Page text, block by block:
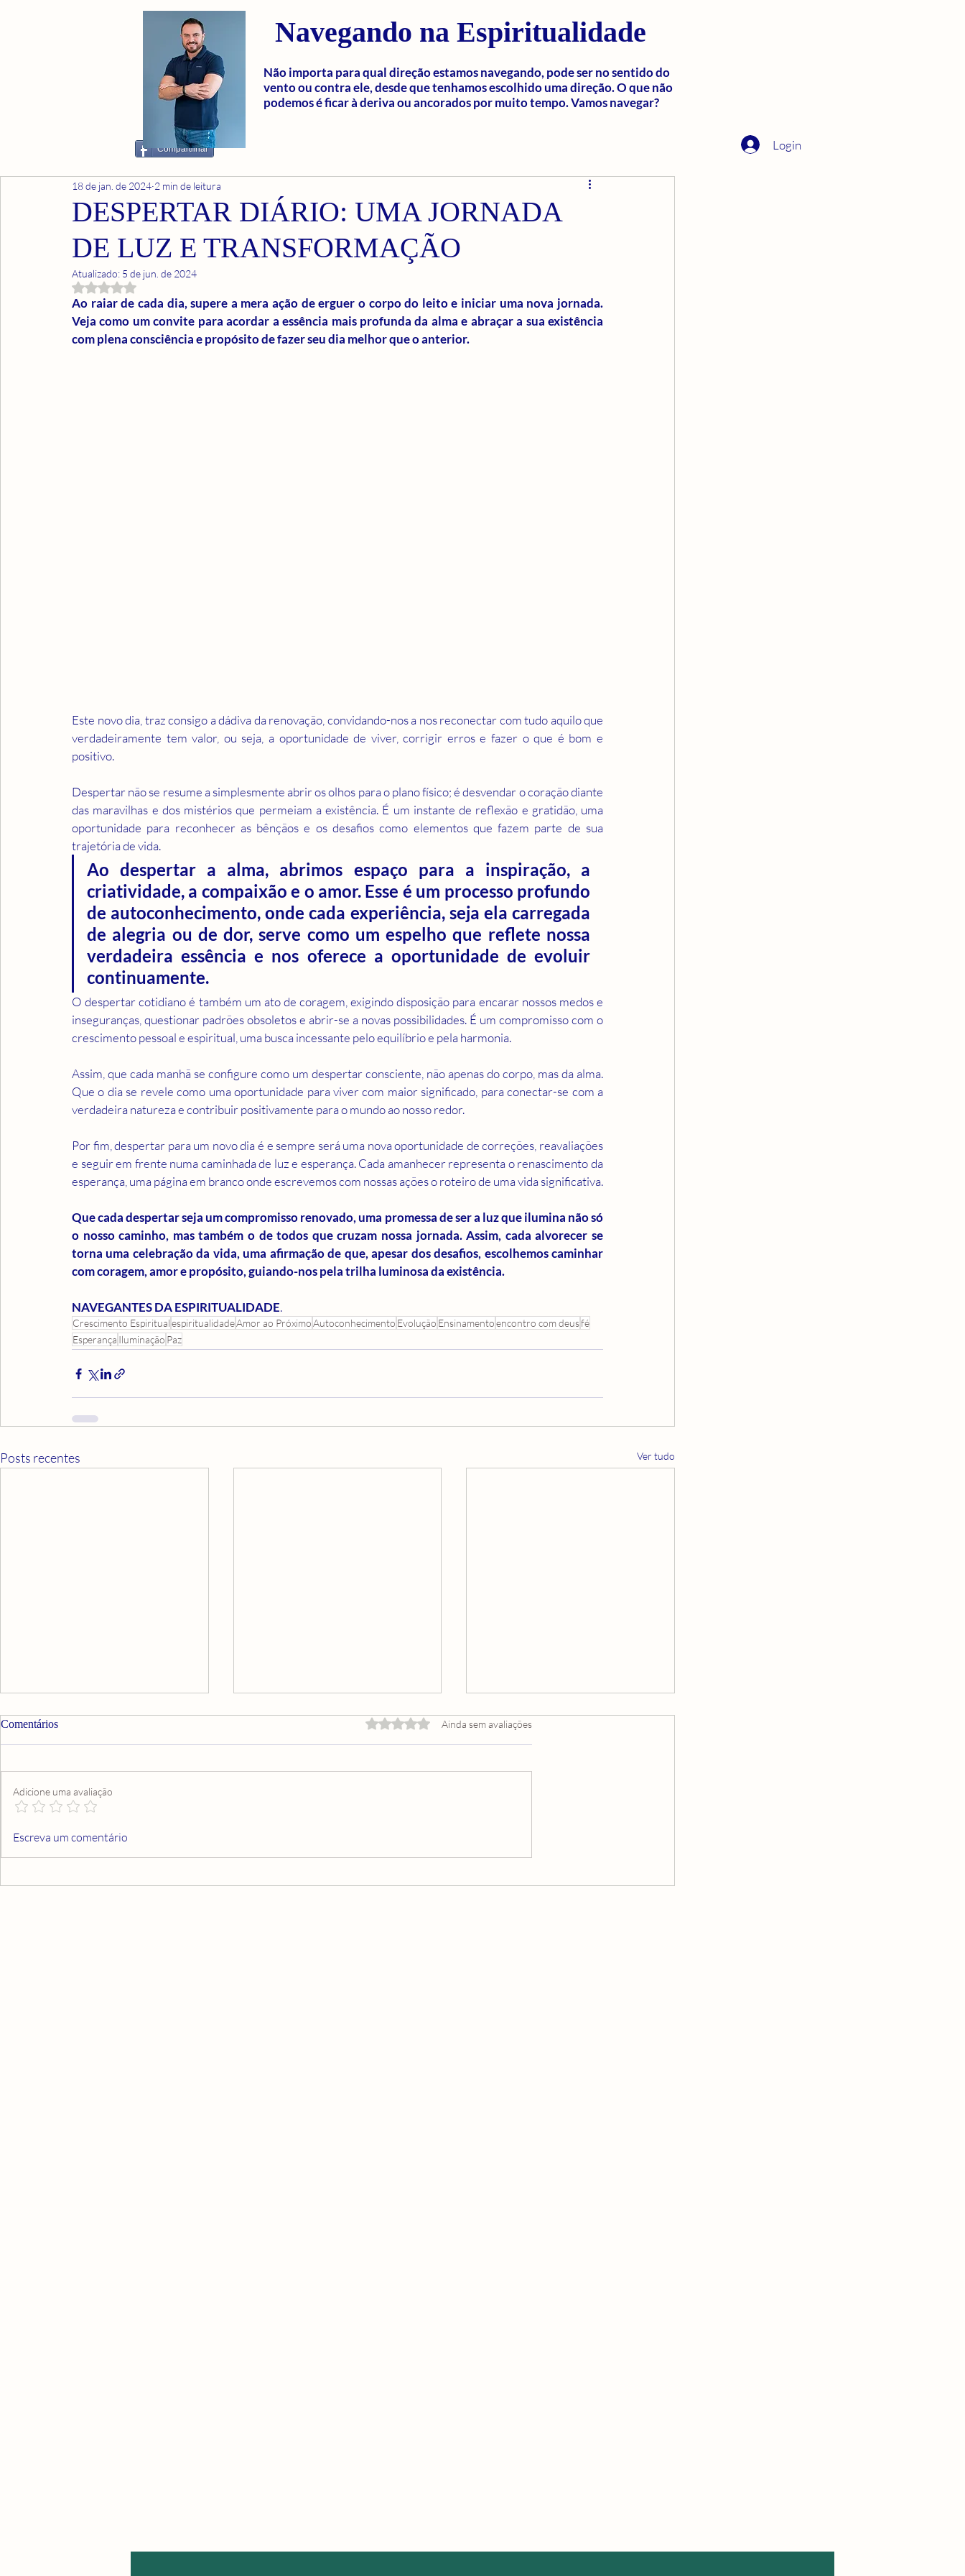
Navegando na Espiritualidade
Não importa para qual direção estamos navegando, pode ser no sentido do
vento ou contra ele, desde que tenhamos escolhido uma direção. O que não
podemos é ficar à deriva ou ancorados por muito tempo. Vamos navegar?
Compartilhar Login
DESPERTAR DIÁRIO: UMA JORNADA
DE LUZ E TRANSFORMAÇÃO
18 de jan. de 2024 2 min de leitura
Atualizado: 5 de jun. de 2024
Avaliado com NaN de 5 estrelas.
Ao raiar de cada dia, supere a mera ação de erguer o corpo do leito e iniciar uma nova jornada.
Veja como um convite para acordar a essência mais profunda da alma e abraçar a sua existência
com plena consciência e propósito de fazer seu dia melhor que o anterior.
Este novo dia, traz consigo a dádiva da renovação, convidando-nos a nos reconectar com tudo aquilo que
verdadeiramente tem valor, ou seja, a oportunidade de viver, corrigir erros e fazer o que é bom e
positivo.
Despertar não se resume a simplesmente abrir os olhos para o plano físico; é desvendar o coração diante
das maravilhas e dos mistérios que permeiam a existência. É um instante de reflexão e gratidão, uma
oportunidade para reconhecer as bênçãos e os desafios como elementos que fazem parte de sua
trajetória de vida.
Ao despertar a alma, abrimos espaço para a inspiração, a
criatividade, a compaixão e o amor. Esse é um processo profundo
de autoconhecimento, onde cada experiência, seja ela carregada
de alegria ou de dor, serve como um espelho que reflete nossa
verdadeira essência e nos oferece a oportunidade de evoluir
continuamente.
O despertar cotidiano é também um ato de coragem, exigindo disposição para encarar nossos medos e
inseguranças, questionar padrões obsoletos e abrir-se a novas possibilidades. É um compromisso com o
crescimento pessoal e espiritual, uma busca incessante pelo equilíbrio e pela harmonia.
Assim, que cada manhã se configure como um despertar consciente, não apenas do corpo, mas da alma.
Que o dia se revele como uma oportunidade para viver com maior significado, para conectar-se com a
verdadeira natureza e contribuir positivamente para o mundo ao nosso redor.
Por fim, despertar para um novo dia é e sempre será uma nova oportunidade de correções, reavaliações
e seguir em frente numa caminhada de luz e esperança. Cada amanhecer representa o renascimento da
Que cada despertar seja um compromisso renovado, uma promessa de ser a luz que ilumina não só
o nosso caminho, mas também o de todos que cruzam nossa jornada. Assim, cada alvorecer se
torna uma celebração da vida, uma afirmação de que, apesar dos desafios, escolhemos caminhar
com coragem, amor e propósito, guiando-nos pela trilha luminosa da existência.
NAVEGANTES DA ESPIRITUALIDADE.
Crescimento EspiritualespiritualidadeAmor ao PróximoAutoconhecimento Evolução Ensinamentoencontro com deusfé
Esperança Iluminação Paz
Posts recentes Ver tudo
A LEI DO RETORNO E A
Comentários Avaliado com 0 de 5 estrelas.
Ainda sem avaliações
Adicione uma avaliação
Escreva um comentário